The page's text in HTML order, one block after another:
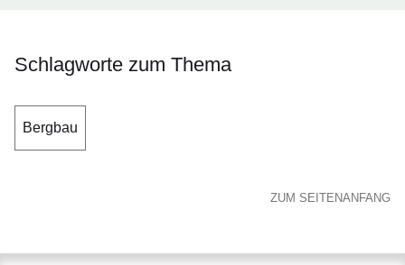
Schlagworte zum Thema
Bergbau
ZUM SEITENANFANG